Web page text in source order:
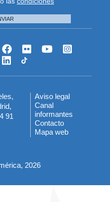
91
Menú
del
pie
Aviso legal
Canal
informantes
Contacto
Mapa web
2026